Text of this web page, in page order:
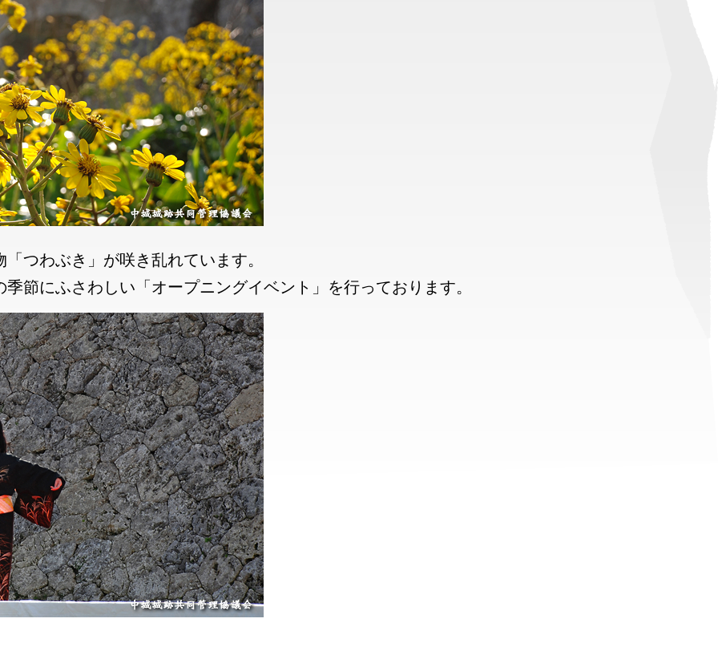
つわぶき」が咲き乱れています。
節にふさわしい「オープニングイベント」を行っております。